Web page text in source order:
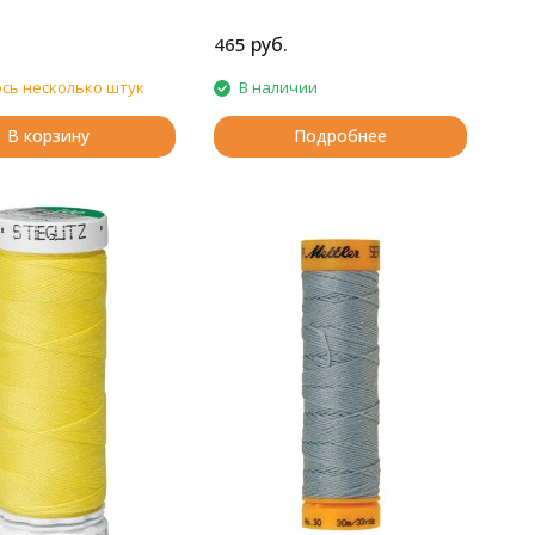
несколько штук
В корзину
465 руб.
В наличии
Подробнее